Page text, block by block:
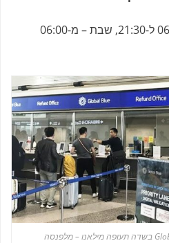
שעות פעילות: ימי ב'-ו' מ-06:00 ל-21:30, שבת – מ-06:00